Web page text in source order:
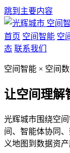
跳到主要内容
空间
首页 空间智能 空
态 联系我们
空间智能 × 空间
让空间理解
光辉城市围绕空
间、智能体协同
义地图到数据资